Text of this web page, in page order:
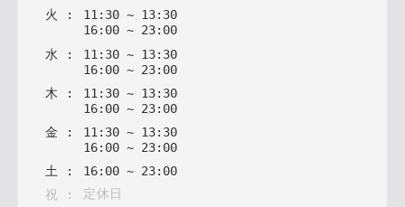
火
: 11: 30 ~ 13: 30
16: 00 ~ 23: 00
水 : 11 : 30 ~ 13: 30
16: 00 ~ 23: 00
木 : 11 : 30 ~ 13: 30
16: 00 ~ 23: 00
金 : 11 : 30 ~ 13: 30
16: 00 ~ 23: 00
土 : 16: 00 ~ 23: 00
祝 : 定休日